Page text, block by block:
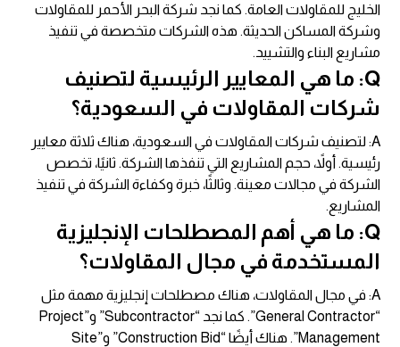
الخليج للمقاولات العامة. كما نجد شركة البحر الأحمر للمقاولات
وشركة المساكن الحديثة. هذه الشركات متخصصة في تنفيذ
مشاريع البناء والتشييد.
Q: ما هي المعايير الرئيسية لتصنيف
شركات المقاولات في السعودية؟
A: لتصنيف شركات المقاولات في السعودية، هناك ثلاثة معايير
رئيسية. أولاً، حجم المشاريع التي تنفذها الشركة. ثانيًا، تخصص
الشركة في مجالات معينة. وثالثًا، خبرة وكفاءة الشركة في تنفيذ
المشاريع.
Q: ما هي أهم المصطلحات الإنجليزية
المستخدمة في مجال المقاولات؟
A: في مجال المقاولات، هناك مصطلحات إنجليزية مهمة مثل
“General Contractor”. كما نجد “Subcontractor” و”Project
Management”. هناك أيضًا “Construction Bid” و”Site